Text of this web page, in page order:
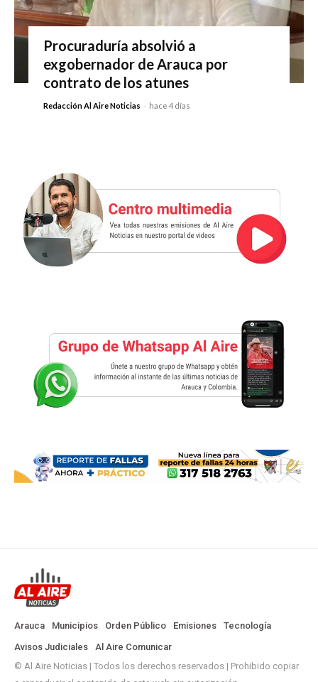
Procuraduría absolvió a
exgobernador de Arauca por
contrato de los atunes
Redacción Al Aire Noticias - hace 4 días
Arauca Municipios Orden Público Emisiones
Tecnología
Avisos Judiciales
Al Aire Comunicar
© Al Aire Noticias | Todos los derechos reservados | Prohibido copiar